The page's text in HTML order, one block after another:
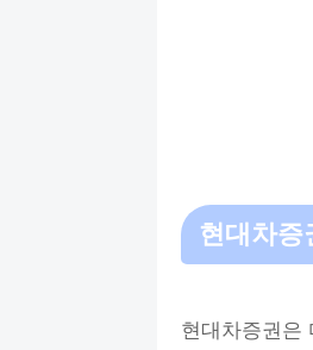
현대차증
현대차증권은